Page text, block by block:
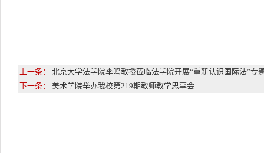
上一条： 北京大学法学院李鸣教授莅临法学院开展“重新认识国际法”专
下一条： 美术学院举办我校第219期教师教学思享会